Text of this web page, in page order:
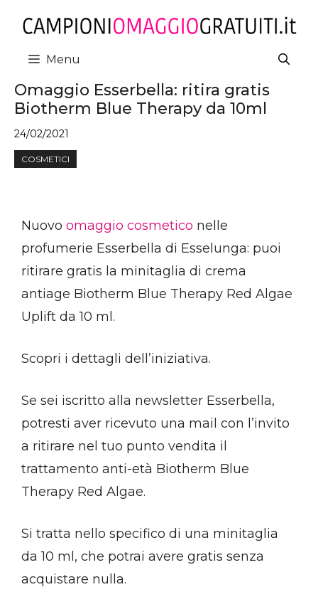
contenuto
Menu
Omaggio Esserbella: ritira gratis
Biotherm Blue Therapy da 10ml
24/02/2021
COSMETICI
Nuovo omaggio cosmetico nelle
profumerie Esserbella di Esselunga: puoi
ritirare gratis la minitaglia di crema
antiage Biotherm Blue Therapy Red Algae
Uplift da 10 ml.
Scopri i dettagli dell’iniziativa.
Se sei iscritto alla newsletter Esserbella,
potresti aver ricevuto una mail con l’invito
a ritirare nel tuo punto vendita il
trattamento anti-età Biotherm Blue
Therapy Red Algae.
Si tratta nello specifico di una minitaglia
da 10 ml, che potrai avere gratis senza
acquistare nulla.